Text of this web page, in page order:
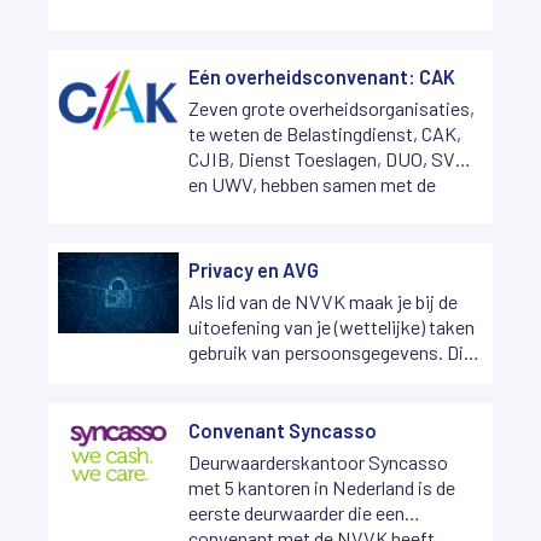
Belastingdienst, CAK, CJIB, Dienst
Toeslagen en DUO hebben het
nieuwe convenant ook al
ondertekend.
Eén overheidsconvenant: CAK
Zeven grote overheidsorganisaties,
te weten de Belastingdienst, CAK,
CJIB, Dienst Toeslagen, DUO, SVB
en UWV, hebben samen met de
Belastingdienst, CAK, CJIB, Dienst
Toeslagen en DUO hebben het
nieuwe convenant ook al
ondertekend.
Privacy en AVG
Als lid van de NVVK maak je bij de
uitoefening van je (wettelijke) taken
gebruik van persoonsgegevens. Dit
gegevens of gegevens die kunnen
worden misbruikt voor
(identiteits)fraude. Daarnaast
worden we meer afhankelijkheid van
digitale systemen en er is een
Convenant Syncasso
Deurwaarderskantoor Syncasso
met 5 kantoren in Nederland is de
eerste deurwaarder die een